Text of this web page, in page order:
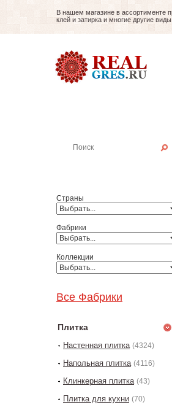
В нашем магазине в ассортименте
клей и затирка и многие другие виды
Страны
Фабрики
Коллекции
Все Фабрики
Плитка
Настенная плитка (4324)
Напольная плитка (4116)
Клинкерная плитка (43)
Плитка для кухни (70)